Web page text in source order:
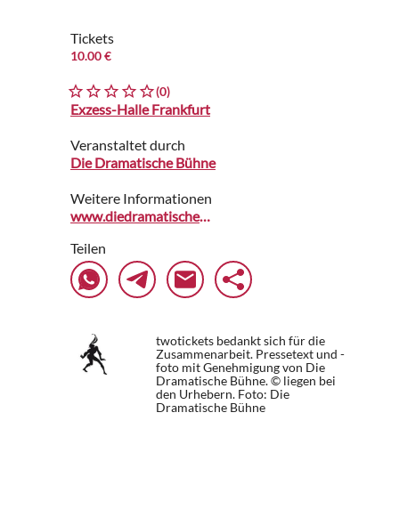
Tickets
10.00 €
(0)
Exzess-Halle Frankfurt
Veranstaltet durch
Die Dramatische Bühne
Weitere Informationen
www.diedramatischebuehne.de
Teilen
twotickets bedankt sich für die
Zusammenarbeit. Pressetext und -
foto mit Genehmigung von Die
Dramatische Bühne. © liegen bei
den Urhebern. Foto: Die
Dramatische Bühne